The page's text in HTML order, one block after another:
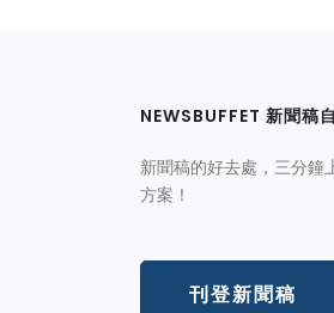
NEWSBUFFET 新聞稿
新聞稿的好去處，三分鐘
方案！
刊登新聞稿